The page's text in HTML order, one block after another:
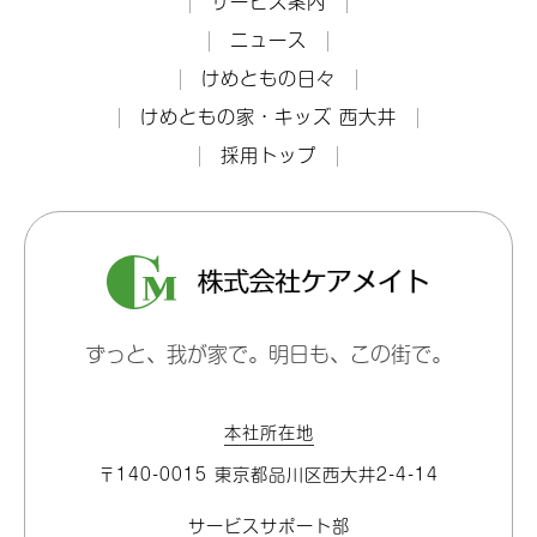
ニュース
けめともの日々
けめともの家・キッズ 西大井
採用トップ
ずっと、我が家で。明日も、この街で。
本社所在地
〒140-0015 東京都品川区⻄大井2-4-14
サービスサポート部